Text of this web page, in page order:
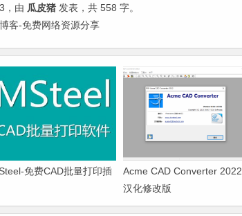
，由 瓜皮猪 发表，共 558 字。
客-免费网络资源分享
免费CAD批量打印插
Acme CAD Converter 2022
汉化修改版